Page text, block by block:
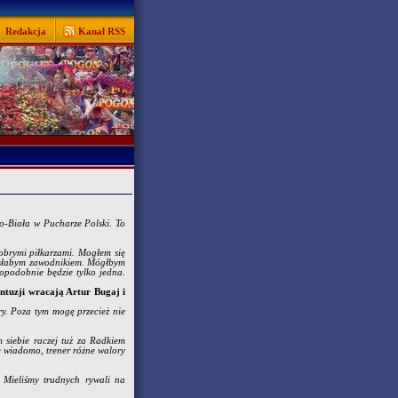
Redakcja Kanał RSS
Biała w Pucharze Polski. To
piłkarzami. Mogłem się
zawodnikiem. Mógłbym
będzie tylko jedna.
wracają Artur Bugaj i
Poza tym mogę przecież nie
siebie raczej tuż za Radkiem
wiadomo, trener różne walory
Mieliśmy trudnych rywali na